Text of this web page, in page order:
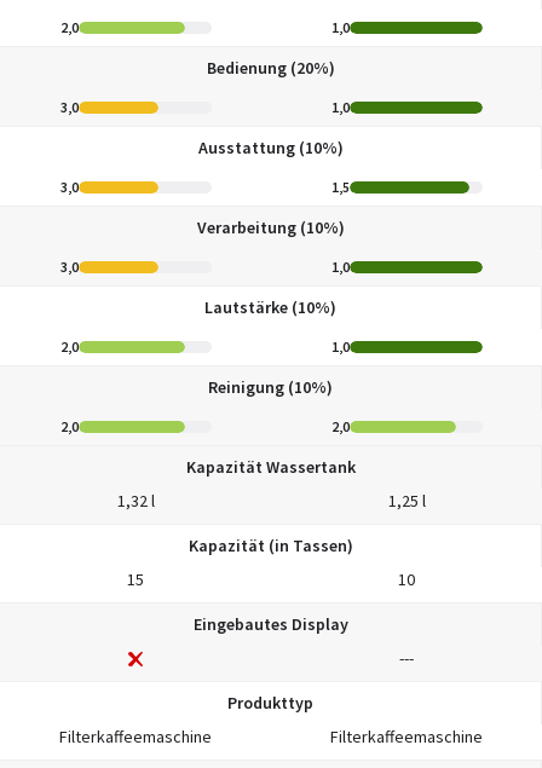
2,0 1,0
Bedienung (20%)
3,0 1,0
Ausstattung (10%)
3,0 1,5
Verarbeitung (10%)
3,0 1,0
Lautstärke (10%)
2,0 1,0
Reinigung (10%)
2,0 2,0
Kapazität Wassertank
1,32 l
1,25 l
Kapazität (in Tassen)
15
10
Eingebautes Display
---
Produkttyp
Filterkaffeemaschine
Filterkaffeemaschine